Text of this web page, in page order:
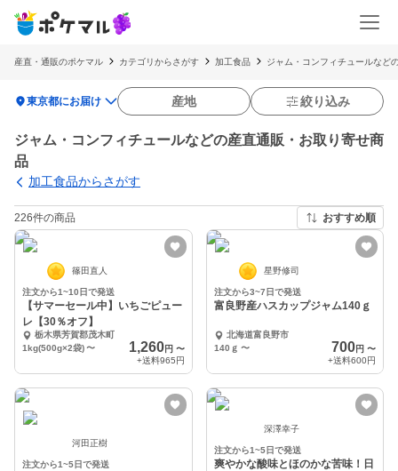
産直・通販のポケマル カテゴリからさがす 加工食品 ジャム・コンフィチュールなど
location_on東京都にお届け 産地 絞り込み
ジャム・コンフィチュールなどの産直通販・お取り寄せ商
品
加工食品からさがす
226件の商品 おすすめ順
篠田直人
注文から1~10日で発送
【サマーセール中】いちごピュー
レ【30％オフ】
栃木県芳賀郡茂木町
1kg(500g×2袋)〜 1,260円 〜
+送料965円
星野修司
注文から3~7日で発送
富良野産ハスカップジャム140ｇ
北海道富良野市
140ｇ 〜 700円 〜
+送料600円
河田正樹
注文から1~5日で発送
深澤幸子
注文から1~5日で発送
爽やかな酸味とほのかな苦味！日